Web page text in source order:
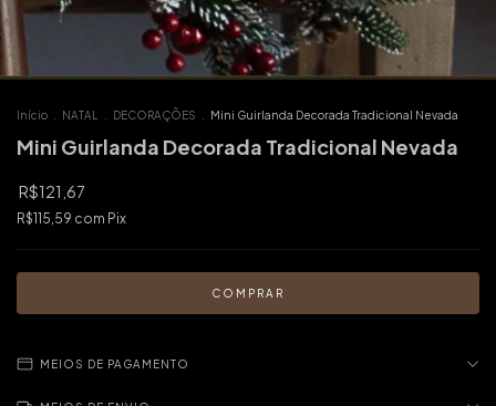
Início NATAL DECORAÇÕES Mini Guirlanda Decorada Tradicional Nevada
Mini Guirlanda Decorada Tradicional Nevada
R$121,67
R$115,59 com Pix
MEIOS DE PAGAMENTO